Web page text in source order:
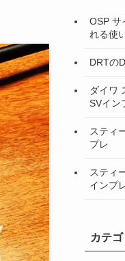
OSP サ
れる使
DRTの
ダイワ
SVイン
スティ
プレ
スティ
インプ
カテ